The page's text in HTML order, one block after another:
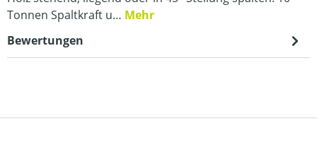
Tonnen Spaltkraft u… Mehr
Bewertungen